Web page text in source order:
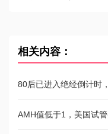
相关内容：
80后已进入绝经倒计时
AMH值低于1，美国试